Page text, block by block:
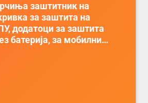
заштитник на
за заштита на
додатоци за заштита
батерија, за мобилни